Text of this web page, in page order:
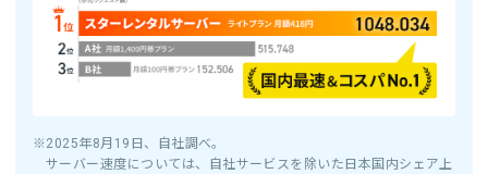
※2025年8月19日、自社調べ。
サーバー速度については、自社サービスを除いた日本国内シェア上